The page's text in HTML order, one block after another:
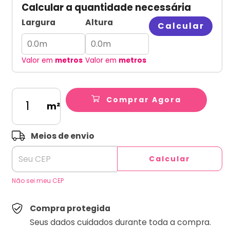
Calcular a quantidade necessária
Largura
Valor em metros
Altura
Valor em metros
Calcular
m²
Comprar Agora
Entregas para o CEP:
Meios de envio
Calcular
Não sei meu CEP
Compra protegida
Seus dados cuidados durante toda a compra.